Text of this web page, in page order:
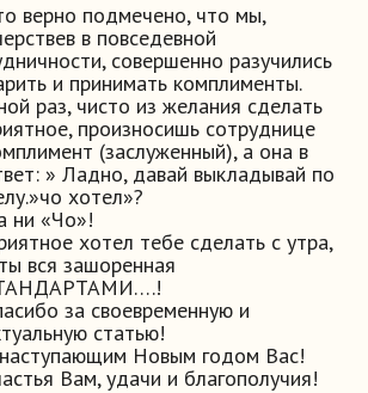
верно подмечено, что мы,
в повседевной
совершенно разучились
и принимать комплименты.
раз, чисто из желания сделать
произносишь сотруднице
(заслуженный), а она в
» Ладно, давай выкладывай по
хотел»?
ни «Чо»!
хотел тебе сделать с утра,
вся зашоренная
за своевременную и
статью!
Новым годом Вас!
Вам, удачи и благополучия!